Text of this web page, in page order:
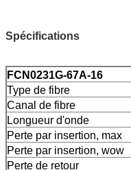
Spécifications
FCN0231G-67A-16
Type de fibre
Canal de fibre
Longueur d'onde
Perte par insertion, max
Perte par insertion, wow
Perte de retour